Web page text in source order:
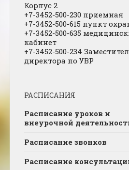
Корпус 2
+7-3452-500-230 приемная
+7-3452-500-615 пункт
+7-3452-500-635
кабинет
+7-3452-500-234
директора по УВР
РАСПИСАНИЯ
Расписание уроков и
внеурочной
Расписание звонков
Расписание